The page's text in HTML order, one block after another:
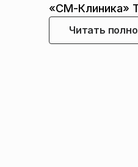
«СМ-Клиника»
Читать